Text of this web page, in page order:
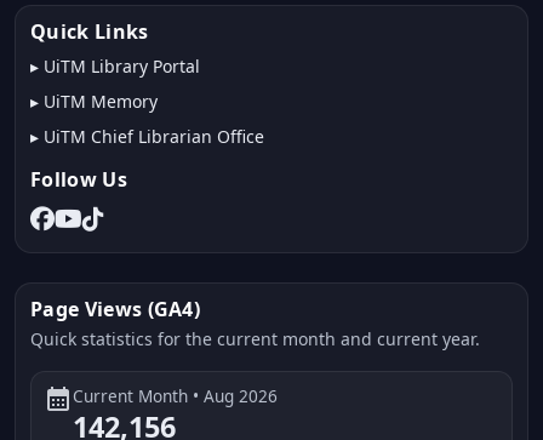
Quick Links
▸ UiTM Library Portal
▸ UiTM Memory
▸ UiTM Chief Librarian Office
Follow Us
Page Views (GA4)
Quick statistics for the current month and current year.
calendar_month Current Month • Aug 2026
142,156